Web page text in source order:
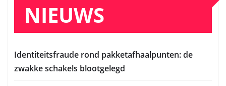
NIEUWS
Identiteitsfraude rond pakketafhaalpunten: de
zwakke schakels blootgelegd